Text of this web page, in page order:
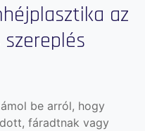
az
be arról, hogy
fáradtnak vagy